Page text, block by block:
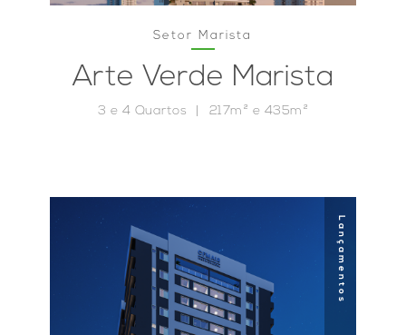
Setor Marista
Arte Verde Marista
3 e 4 Quartos 217m² e 435m²
Lançamentos